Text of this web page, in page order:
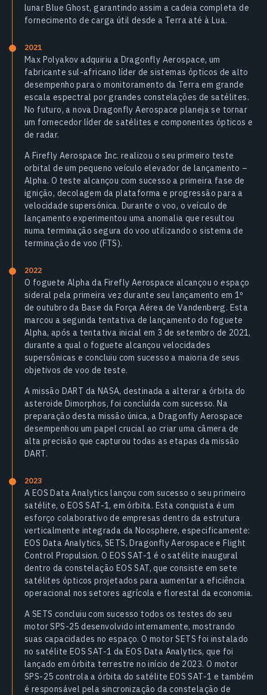
lunar Blue Ghost, garantindo assim a cadeia completa de
fornecimento de carga útil desde a Terra até à Lua.
2021
Max Polyakov adquiriu a Dragonfly Aerospace, um
fabricante sul-africano líder de sistemas ópticos de alto
desempenho para o monitoramento da Terra em grande
escala espectral por grandes constelações de satélites.
No futuro, a nova Dragonfly Aerospace planeja se tornar
um fornecedor líder de satélites e componentes ópticos e
de radar.
A Firefly Aerospace Inc. realizou o seu primeiro teste
orbital de um pequeno veículo elevador de lançamento –
Alpha. O teste alcançou com sucesso a primeira fase de
ignição, decolagem da plataforma e progressão para a
velocidade supersónica. Durante o voo, o veículo de
lançamento experimentou uma anomalia que resultou
numa terminação segura do voo utilizando o sistema de
terminação de voo (FTS).
2022
O foguete Alpha da Firefly Aerospace alcançou o espaço
sideral pela primeira vez durante seu lançamento em 1º
de outubro da Base da Força Aérea de Vandenberg. Esta
marcou a segunda tentativa de lançamento do foguete
Alpha, após a tentativa inicial em 3 de setembro de 2021,
durante a qual o foguete alcançou velocidades
supersônicas e concluiu com sucesso a maioria de seus
objetivos de voo de teste.
A missão DART da NASA, destinada a alterar a órbita do
asteroide Dimorphos, foi concluída com sucesso. Na
preparação desta missão única, a Dragonfly Aerospace
desempenhou um papel crucial ao criar uma câmera de
alta precisão que capturou todas as etapas da missão
DART.
2023
A EOS Data Analytics lançou com sucesso o seu primeiro
satélite, o EOS SAT-1, em órbita. Esta conquista é um
esforço colaborativo de empresas dentro da estrutura
verticalmente integrada da Noosphere, especificamente:
EOS Data Analytics, SETS, Dragonfly Aerospace e Flight
Control Propulsion. O EOS SAT-1 é o satélite inaugural
dentro da constelação EOS SAT, que consiste em sete
satélites ópticos projetados para aumentar a eficiência
operacional nos setores agrícola e florestal da economia.
A SETS concluiu com sucesso todos os testes do seu
motor SPS-25 desenvolvido internamente, mostrando
suas capacidades no espaço. O motor SETS foi instalado
no satélite EOS SAT-1 da EOS Data Analytics, que foi
lançado em órbita terrestre no início de 2023. O motor
SPS-25 controla a órbita do satélite EOS SAT-1 e também
é responsável pela sincronização da constelação de